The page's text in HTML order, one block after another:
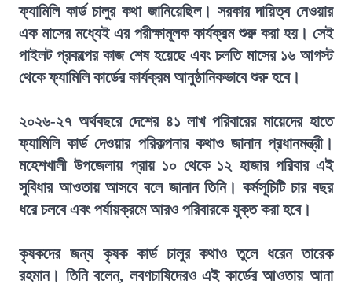
ফ্যামিলি কার্ড চালুর কথা জানিয়েছিল। সরকার দায়িত্ব নেওয়ার
এক মাসের মধ্যেই এর পরীক্ষামূলক কার্যক্রম শুরু করা হয়। সেই
পাইলট প্রকল্পের কাজ শেষ হয়েছে এবং চলতি মাসের ১৬ আগস্ট
থেকে ফ্যামিলি কার্ডের কার্যক্রম আনুষ্ঠানিকভাবে শুরু হবে।
২০২৬-২৭ অর্থবছরে দেশের ৪১ লাখ পরিবারের মায়েদের হাতে
ফ্যামিলি কার্ড দেওয়ার পরিকল্পনার কথাও জানান প্রধানমন্ত্রী।
মহেশখালী উপজেলায় প্রায় ১০ থেকে ১২ হাজার পরিবার এই
সুবিধার আওতায় আসবে বলে জানান তিনি। কর্মসূচিটি চার বছর
ধরে চলবে এবং পর্যায়ক্রমে আরও পরিবারকে যুক্ত করা হবে।
কৃষকদের জন্য কৃষক কার্ড চালুর কথাও তুলে ধরেন তারেক
রহমান। তিনি বলেন, লবণচাষিদেরও এই কার্ডের আওতায় আনা